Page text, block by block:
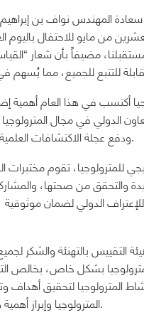
المهندس نواف بن
من مايو للاحتفال باليوم
مضيفاً بأن شعار
الدولي في مجال
ودفع عجلة الاكتشافات العلمية إلى مواجهة التحديات العالمية كتغير المناخ والصحة العامة.
للمترولوجيا، تقوم
من صحتها، والمشاركة
بالتهنئة والشكر
بشكل خاص، بخالص
المترولوجيا لتحقيق
المترولوجيا وإبراز أهمية هذا النشاط وتحقيق دوره الفاعل في جميع مجالات الحياة.